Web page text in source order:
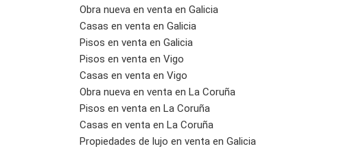
Obra nueva en venta en Galicia
Casas en venta en Galicia
Pisos en venta en Galicia
Pisos en venta en Vigo
Casas en venta en Vigo
Obra nueva en venta en La Coruña
Pisos en venta en La Coruña
Casas en venta en La Coruña
Propiedades de lujo en venta en Galicia